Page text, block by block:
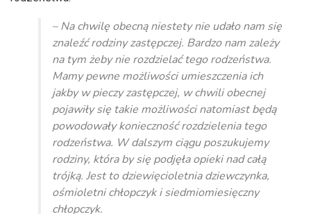
– Na chwilę obecną niestety nie udało nam się
znaleźć rodziny zastępczej. Bardzo nam zależy
na tym żeby nie rozdzielać tego rodzeństwa.
Mamy pewne możliwości umieszczenia ich
jakby w pieczy zastępczej, w chwili obecnej
pojawiły się takie możliwości natomiast będą
powodowały konieczność rozdzielenia tego
rodzeństwa. W dalszym ciągu poszukujemy
rodziny, która by się podjęła opieki nad całą
trójką. Jest to dziewięcioletnia dziewczynka,
ośmioletni chłopczyk i siedmiomiesięczny
chłopczyk.